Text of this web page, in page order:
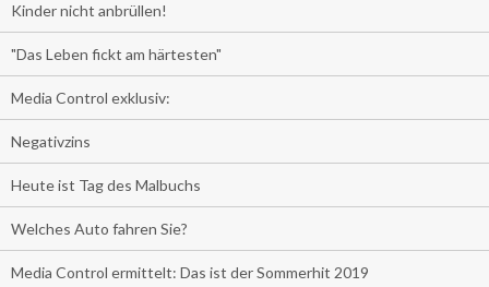
Kinder nicht anbrüllen!
"Das Leben fickt am härtesten"
Media Control exklusiv:
Negativzins
Heute ist Tag des Malbuchs
Welches Auto fahren Sie?
Media Control ermittelt: Das ist der Sommerhit 2019